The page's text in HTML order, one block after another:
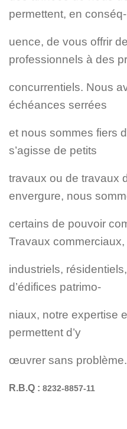
permettent, en conséq-
uence, de vous offrir
professionnels à des
concurrentiels. Nous
échéances serrées
et nous sommes fiers
s’agisse de petits
travaux ou de travaux
envergure, nous
certains de pouvoir
Travaux commerciaux,
industriels,
d’édifices patrimo-
niaux, notre expertise
permettent d’y
œuvrer sans problème.
R.B.Q : 8232-8857-11